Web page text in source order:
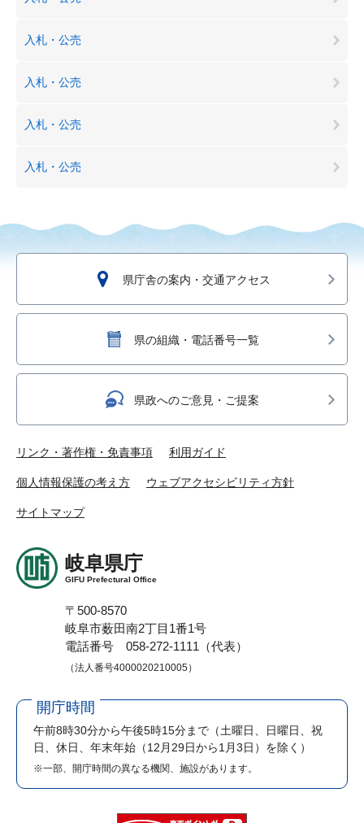
入札・公売
入札・公売
入札・公売
入札・公売
県庁舎の案内・交通アクセス
県の組織・電話番号一覧
県政へのご意見・ご提案
リンク・著作権・免責事項 利用ガイド
個人情報保護の考え方 ウェブアクセシビリティ方針
サイトマップ
岐阜県庁
GIFU Prefectural Office
〒500-8570
岐阜市薮田南2丁目1番1号
電話番号 058-272-1111（代表）
（法人番号4000020210005）
開庁時間
午前8時30分から午後5時15分まで （土曜日、日曜日、祝
日、休日、年末年始（12月29日から1月3日）を除く）
※一部、開庁時間の異なる機関、施設があります。